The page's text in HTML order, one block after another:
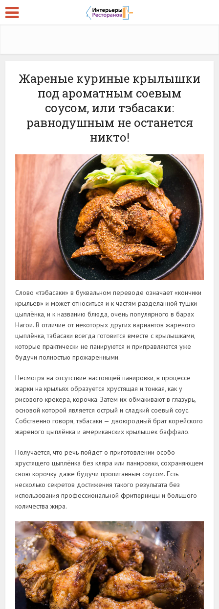
Жареные куриные крылышки
под ароматным соевым
соусом, или тэбасаки:
равнодушным не останется
никто!
Слово «тэбасаки» в буквальном переводе означает «кончики
крыльев» и может относиться и к частям разделанной тушки
цыплёнка, и к названию блюда, очень популярного в барах
Нагои. В отличие от некоторых других вариантов жареного
цыплёнка, тэбасаки всегда готовится вместе с крылышками,
которые практически не панируются и приправляются уже
будучи полностью прожаренными.
Несмотря на отсутствие настоящей панировки, в процессе
жарки на крыльях образуется хрустящая и тонкая, как у
рисового крекера, корочка. Затем их обмакивают в глазурь,
основой которой является острый и сладкий соевый соус.
Собственно говоря, тэбасаки — двоюродный брат корейского
жареного цыплёнка и американских крылышек баффало.
Получается, что речь пойдёт о приготовлении особо
хрустящего цыплёнка без кляра или панировки, сохраняющем
свою корочку даже будучи пропитанным соусом. Есть
несколько секретов достижения такого результата без
использования профессиональной фритюрницы и большого
количества жира.